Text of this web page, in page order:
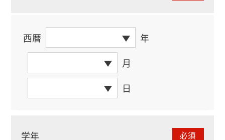
西暦
年
月
日
学年 必須